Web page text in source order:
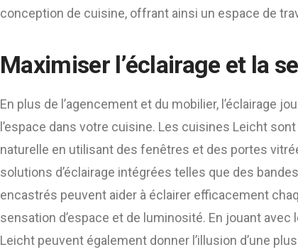
conception de cuisine, offrant ainsi un espace de
Maximiser l’éclairage et la
En plus de l’agencement et du mobilier, l’éclairage
l’espace dans votre cuisine. Les cuisines Leicht
naturelle en utilisant des fenêtres et des portes
solutions d’éclairage intégrées telles que des
encastrés peuvent aider à éclairer efficacement
sensation d’espace et de luminosité. En jouant
Leicht peuvent également donner l’illusion d’une